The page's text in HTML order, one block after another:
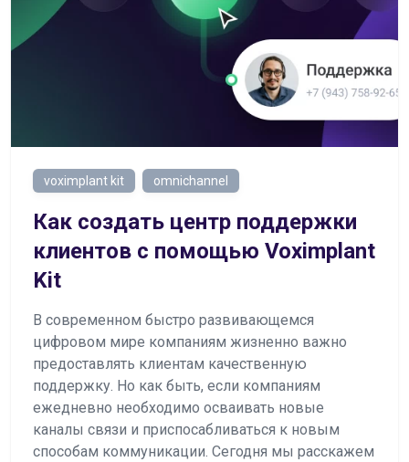
voximplant kit omnichannel
Как создать центр поддержки
клиентов с помощью Voximplant
Kit
В современном быстро развивающемся
цифровом мире компаниям жизненно важно
предоставлять клиентам качественную
поддержку. Но как быть, если компаниям
ежедневно необходимо осваивать новые
каналы связи и приспосабливаться к новым
способам коммуникации. Сегодня мы расскажем